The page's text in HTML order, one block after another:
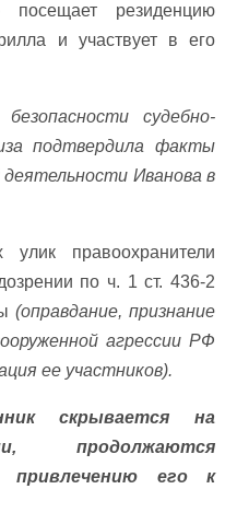
посещает резиденцию
и участвует в его
судебно-
подтвердила факты
Иванова в
правоохранители
по ч. 1 ст. 436-2
(оправдание, признание
агрессии РФ
ее участников).
скрывается на
продолжаются
привлечению его к